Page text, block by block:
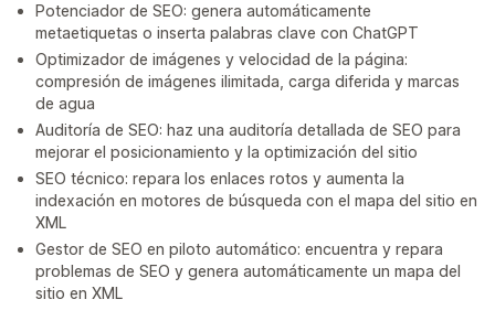
Potenciador de SEO: genera automáticamente
metaetiquetas o inserta palabras clave con ChatGPT
Optimizador de imágenes y velocidad de la página:
compresión de imágenes ilimitada, carga diferida y marcas
de agua
Auditoría de SEO: haz una auditoría detallada de SEO para
mejorar el posicionamiento y la optimización del sitio
SEO técnico: repara los enlaces rotos y aumenta la
indexación en motores de búsqueda con el mapa del sitio en
XML
Gestor de SEO en piloto automático: encuentra y repara
problemas de SEO y genera automáticamente un mapa del
sitio en XML